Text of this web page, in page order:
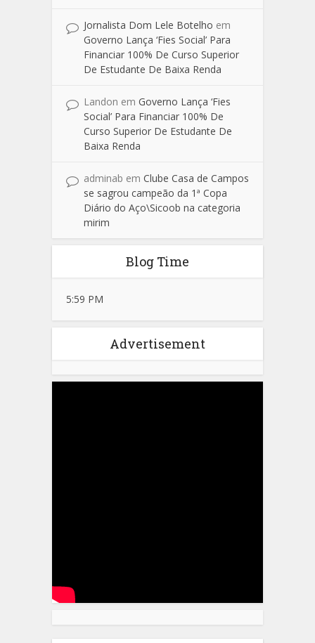
Jornalista Dom Lele Botelho em
Governo Lança ‘Fies Social’ Para
Financiar 100% De Curso Superior
De Estudante De Baixa Renda
Landon em Governo Lança ‘Fies
Social’ Para Financiar 100% De
Curso Superior De Estudante De
Baixa Renda
adminab em Clube Casa de Campos
se sagrou campeão da 1ª Copa
Diário do Aço\Sicoob na categoria
mirim
Blog Time
5:59 PM
Advertisement